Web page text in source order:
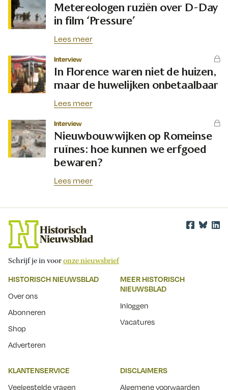
Metereologen ruziën over D-Day
in film ‘Pressure’
Lees meer
Interview
In Florence waren niet de huizen,
maar de huwelijken onbetaalbaar
Lees meer
Interview
Nieuwbouwwijken op Romeinse
ruïnes: hoe kunnen we erfgoed
bewaren?
Lees meer
Schrijf je in vooronze nieuwsbrief
HISTORISCH NIEUWSBLAD
Over ons
Abonneren
Shop
Adverteren
MEER HISTORISCH
NIEUWSBLAD
Inloggen
Vacatures
KLANTENSERVICE
Veelgestelde vragen
DISCLAIMERS
Algemene voorwaarden